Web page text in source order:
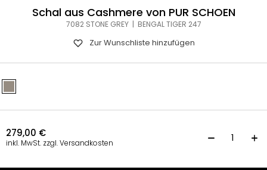
Schal aus Cashmere von PUR SCHOEN
7082 STONE GREY | BENGAL TIGER 247
Zur Wunschliste hinzufügen
279,00 €
inkl. MwSt. zzgl. Versandkosten